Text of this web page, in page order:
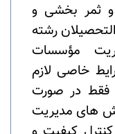
و ثمر بخشی و
رشته
مؤسسات
خاصی لازم
فقط در صورت
های مدیریت